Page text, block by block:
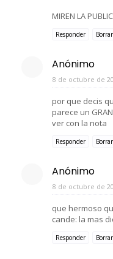
MIREN LA
Responder Borrar
Anónimo
8 de octubre de
por que decis
parece un
ver con la nota
Responder Borrar
Anónimo
8 de octubre de
que hermoso
cande: la mas
Responder Borrar